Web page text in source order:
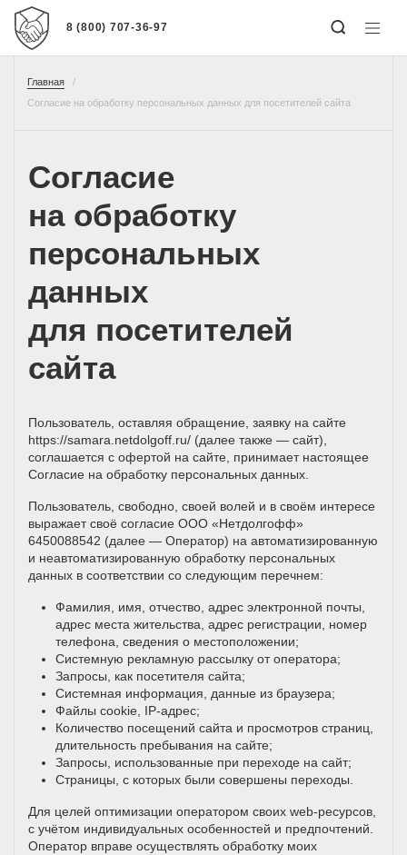
8 (800) 707-36-97
Главная
Согласие на обработку персональных данных для посетителей сайта
Согласие
на обработку
персональных
данных
для посетителей
сайта
Пользователь, оставляя обращение, заявку на сайте
https://samara.netdolgoff.ru/ (далее также — сайт),
соглашается с офертой на сайте, принимает настоящее
Согласие на обработку персональных данных.
Пользователь, свободно, своей волей и в своём интересе
выражает своё согласие ООО «Нетдолгофф»
6450088542 (далее — Оператор) на автоматизированную
и неавтоматизированную обработку персональных
данных в соответствии со следующим перечнем:
Фамилия, имя, отчество, адрес электронной почты,
адрес места жительства, адрес регистрации, номер
телефона, сведения о местоположении;
Системную рекламную рассылку от оператора;
Запросы, как посетителя сайта;
Системная информация, данные из браузера;
Файлы cookie, IP-адрес;
Количество посещений сайта и просмотров страниц,
длительность пребывания на сайте;
Запросы, использованные при переходе на сайт;
Страницы, с которых были совершены переходы.
Для целей оптимизации оператором своих web-ресурсов,
с учётом индивидуальных особенностей и предпочтений.
Оператор вправе осуществлять обработку моих